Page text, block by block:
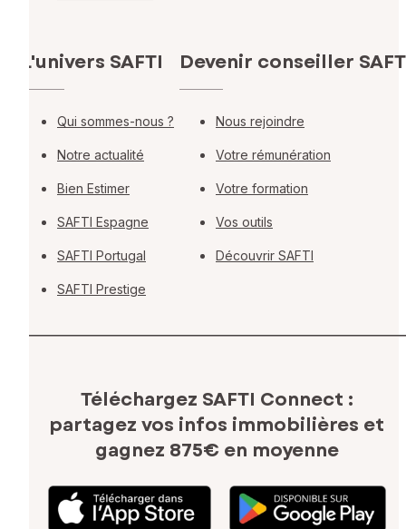
L'univers SAFTI
Qui sommes-nous ?
Notre actualité
Bien Estimer
SAFTI Espagne
SAFTI Portugal
SAFTI Prestige
Devenir conseiller
Nous rejoindre
Votre rémunération
Votre formation
Vos outils
Découvrir SAFTI
Téléchargez SAFTI Connect :
partagez vos infos immobilières et
gagnez 875€ en moyenne